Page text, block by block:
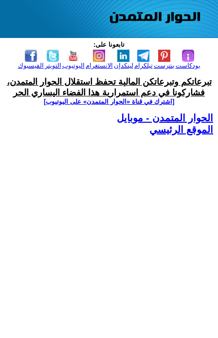
تابعونا على:
الفيسبوك التويتر اليوتيوب الانستغرام لينكدإن تيلكرامبنترست بودكاست
تبرعاتكم وتبرعاتكن المالية تحفظ استقلال الحوار المتمدن،
فشاركونا في دعم استمرارية هذا الفضاء اليساري الحر
[اشترك في قناة ‫«الحوار المتمدن» على اليوتيوب]
الحوار المتمدن - موبايل
الموقع الرئيسي